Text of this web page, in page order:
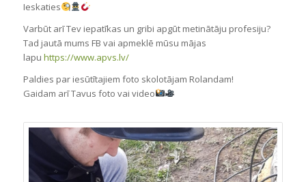
Ieskaties
Varbūt arī Tev iepatīkas un gribi apgūt metinātāju profesiju?
Tad jautā mums FB vai apmeklē mūsu mājas
lapu https://www.apvs.lv/
Paldies par iesūtītajiem foto skolotājam Rolandam!
Gaidam arī Tavus foto vai video